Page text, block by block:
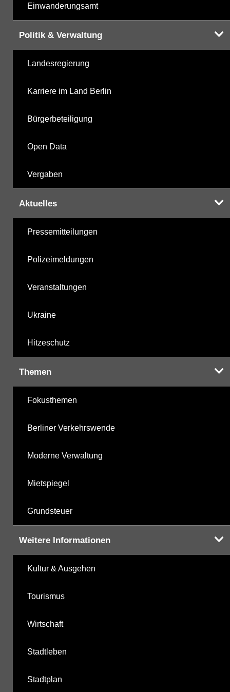
Einwanderungsamt
Politik & Verwaltung
Landesregierung
Karriere im Land Berlin
Bürgerbeteiligung
Open Data
Vergaben
Aktuelles
Pressemitteilungen
Polizeimeldungen
Veranstaltungen
Ukraine
Hitzeschutz
Themen
Fokusthemen
Berliner Verkehrswende
Moderne Verwaltung
Mietspiegel
Grundsteuer
Weitere Informationen
Kultur & Ausgehen
Tourismus
Wirtschaft
Stadtleben
Stadtplan